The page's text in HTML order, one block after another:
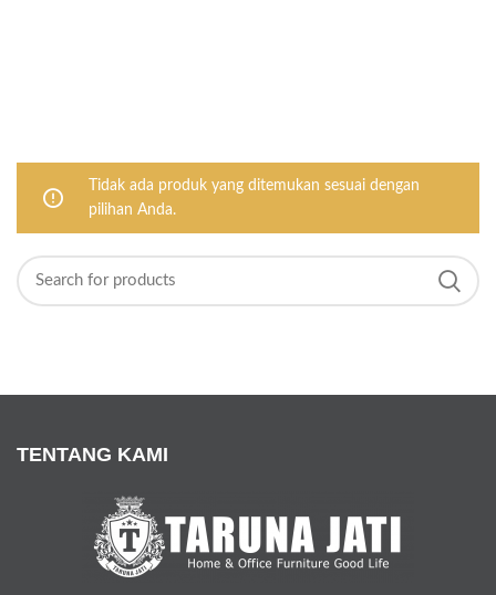
Tidak ada produk yang ditemukan sesuai dengan
pilihan Anda.
TENTANG KAMI